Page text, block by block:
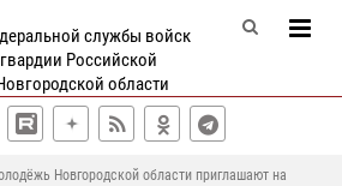
службы войск
Российской
области
Новгородской области приглашают на